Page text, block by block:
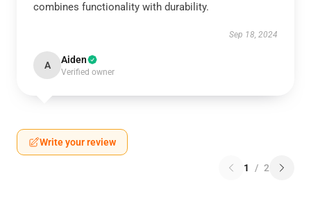
combines functionality with durability.
Sep 18, 2024
A Aiden
Verified owner
Write your review
1 / 2